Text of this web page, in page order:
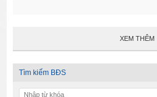
XEM THÊM
Tìm kiếm BĐS